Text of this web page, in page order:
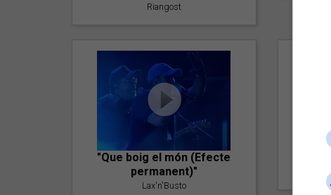
Riangost
"Que boig el món (Efecte
permanent)"
Lax'n'Busto